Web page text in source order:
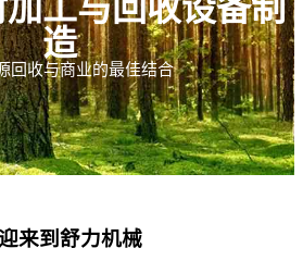
工与回收设备制
造
回收与商业的最佳结合
来到舒力机械